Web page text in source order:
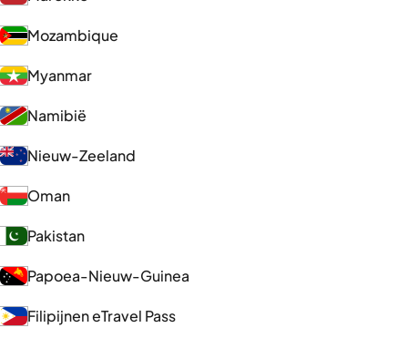
Mozambique
Myanmar
Namibië
Nieuw-Zeeland
Oman
Pakistan
Papoea-Nieuw-Guinea
Filipijnen eTravel Pass